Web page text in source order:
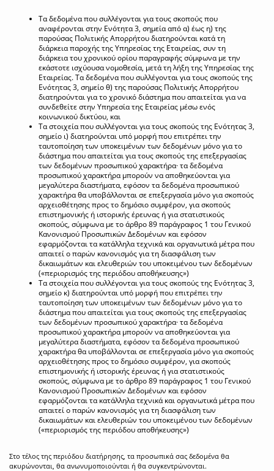
Τα δεδομένα που συλλέγονται για τους σκοπούς που
αναφέρονται στην Ενότητα 3, σημεία από α) έως η) της
παρούσας Πολιτικής Απορρήτου διατηρούνται κατά τη
διάρκεια παροχής της Υπηρεσίας της Εταιρείας, συν τη
διάρκεια του χρονικού ορίου παραγραφής σύμφωνα με την
εκάστοτε ισχύουσα νομοθεσία, μετά τη λήξη της Υπηρεσίας της
Εταιρείας. Τα δεδομένα που συλλέγονται για τους σκοπούς της
Ενότητας 3, σημείο θ) της παρούσας Πολιτικής Απορρήτου
διατηρούνται για το χρονικό διάστημα που απαιτείται για να
συνδεθείτε στην Υπηρεσία της Εταιρείας μέσω ενός
κοινωνικού δικτύου, και
Τα στοιχεία που συλλέγονται για τους σκοπούς της Ενότητας 3,
σημείο ι) διατηρούνται υπό μορφή που επιτρέπει την
ταυτοποίηση των υποκειμένων των δεδομένων μόνο για το
διάστημα που απαιτείται για τους σκοπούς της επεξεργασίας
των δεδομένων προσωπικού χαρακτήρα· τα δεδομένα
προσωπικού χαρακτήρα μπορούν να αποθηκεύονται για
μεγαλύτερα διαστήματα, εφόσον τα δεδομένα προσωπικού
χαρακτήρα θα υποβάλλονται σε επεξεργασία μόνο για σκοπούς
αρχειοθέτησης προς το δημόσιο συμφέρον, για σκοπούς
επιστημονικής ή ιστορικής έρευνας ή για στατιστικούς
σκοπούς, σύμφωνα με το άρθρο 89 παράγραφος 1 του Γενικού
Κανονισμού Προσωπικών Δεδομένων και εφόσον
εφαρμόζονται τα κατάλληλα τεχνικά και οργανωτικά μέτρα που
απαιτεί ο παρών κανονισμός για τη διασφάλιση των
δικαιωμάτων και ελευθεριών του υποκειμένου των δεδομένων
(«περιορισμός της περιόδου αποθήκευσης»)
Τα στοιχεία που συλλέγονται για τους σκοπούς της Ενότητας 3,
σημείο κ) διατηρούνται υπό μορφή που επιτρέπει την
ταυτοποίηση των υποκειμένων των δεδομένων μόνο για το
διάστημα που απαιτείται για τους σκοπούς της επεξεργασίας
των δεδομένων προσωπικού χαρακτήρα· τα δεδομένα
προσωπικού χαρακτήρα μπορούν να αποθηκεύονται για
μεγαλύτερα διαστήματα, εφόσον τα δεδομένα προσωπικού
χαρακτήρα θα υποβάλλονται σε επεξεργασία μόνο για σκοπούς
αρχειοθέτησης προς το δημόσιο συμφέρον, για σκοπούς
επιστημονικής ή ιστορικής έρευνας ή για στατιστικούς
σκοπούς, σύμφωνα με το άρθρο 89 παράγραφος 1 του Γενικού
Κανονισμού Προσωπικών Δεδομένων και εφόσον
εφαρμόζονται τα κατάλληλα τεχνικά και οργανωτικά μέτρα που
απαιτεί ο παρών κανονισμός για τη διασφάλιση των
δικαιωμάτων και ελευθεριών του υποκειμένου των δεδομένων
(«περιορισμός της περιόδου αποθήκευσης»)
Στο τέλος της περιόδου διατήρησης, τα προσωπικά σας δεδομένα θα
ακυρώνονται, θα ανωνυμοποιούνται ή θα συγκεντρώνονται.